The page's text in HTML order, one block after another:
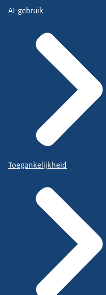
AI-gebruik
Toegankelijkheid